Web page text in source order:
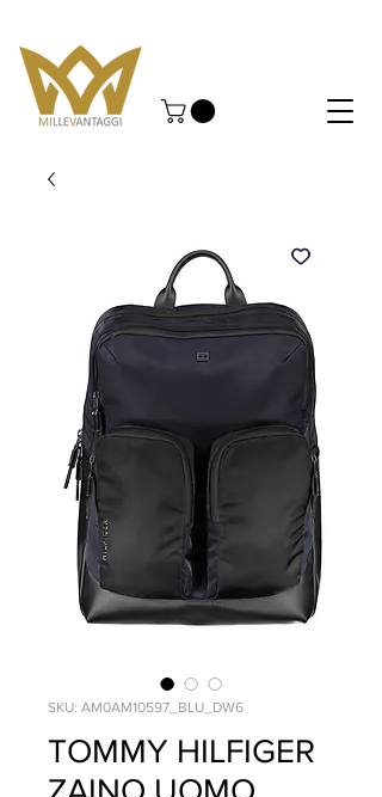
SKU: AM0AM10597_BLU_DW6
TOMMY HILFIGER